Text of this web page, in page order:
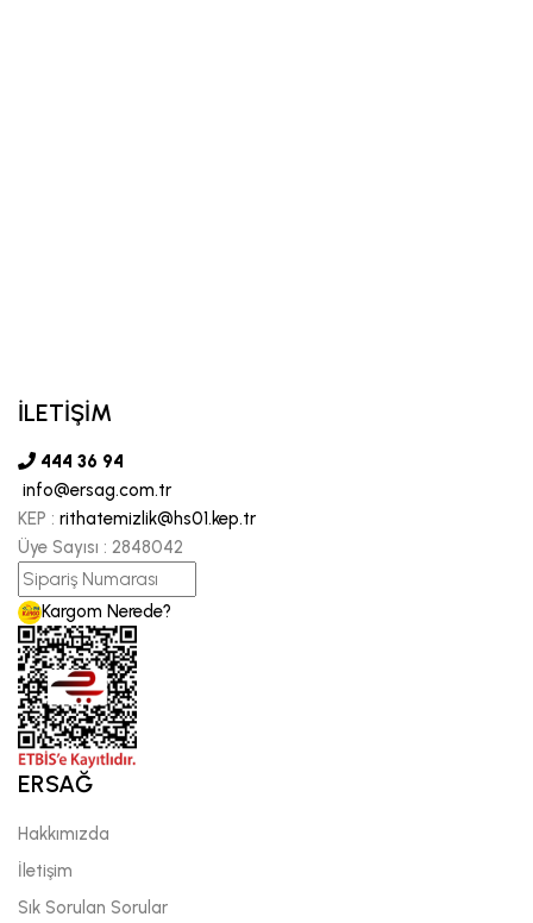
İLETİŞİM
444 36 94
info@ersag.com.tr
KEP : rithatemizlik@hs01.kep.tr
Üye Sayısı : 2848042
Kargom Nerede?
ERSAĞ
Hakkımızda
İletişim
Sık Sorulan Sorular